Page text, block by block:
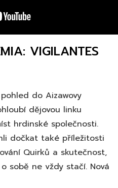
VIGILANTES
do Aizawovy
dějovou linku
hrdinské společnosti.
dočkat také příležitosti
Quirků a skutečnost,
sobě ne vždy stačí. Nová